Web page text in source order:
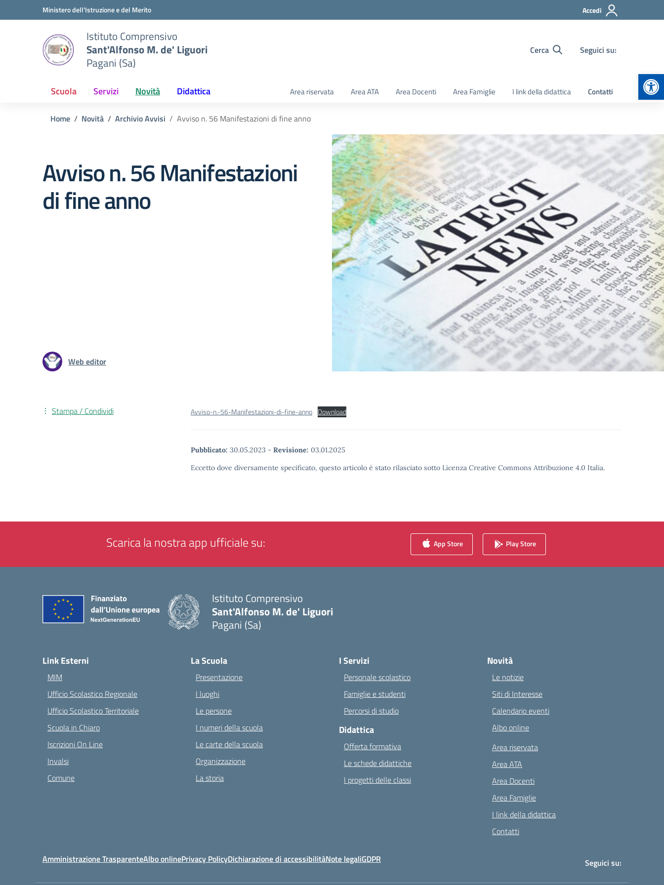
Vai ai contenuti
Vai al menu di navigazioneMinistero dell'Istruzione e del Merito Accedi
Istituto Comprensivo
Sant'Alfonso M. de' Liguori
Pagani (Sa)
Cerca Seguici su:
Scuola Servizi Novità Didattica Area riservata Area ATA Area Docenti Area Famiglie I link della didattica Contatti
Home Novità Archivio Avvisi Avviso n. 56 Manifestazioni di fine anno
Avviso n. 56 Manifestazioni
di fine anno
Web editor
Avviso-n.-56-Manifestazioni-di-fine-anno Download
Pubblicato: 30.05.2023 - Revisione: 03.01.2025
Eccetto dove diversamente specificato, questo articolo è stato rilasciato sotto Licenza Creative Commons Attribuzione 4.0 Italia.
Stampa / Condividi
Scarica la nostra app ufficiale su: App Store Play Store
Istituto Comprensivo
Sant'Alfonso M. de' Liguori
Pagani (Sa)
Link Esterni
MIM
Ufficio Scolastico Regionale
Ufficio Scolastico Territoriale
Scuola in Chiaro
Iscrizioni On Line
Invalsi
Comune
La Scuola
Presentazione
I luoghi
Le persone
I numeri della scuola
Le carte della scuola
Organizzazione
La storia
I Servizi
Personale scolastico
Famiglie e studenti
Percorsi di studio
Didattica
Offerta formativa
Le schede didattiche
I progetti delle classi
Novità
Le notizie
Siti di Interesse
Calendario eventi
Albo online
Area riservata
Area ATA
Area Docenti
Area Famiglie
I link della didattica
Contatti
Amministrazione TrasparenteAlbo onlinePrivacy PolicyDichiarazione di accessibilitàNote legaliGDPR Seguici su: